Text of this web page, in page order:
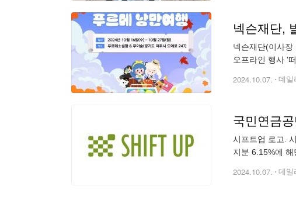
넥슨재단,
넥슨재단(이사
오프라인 행사 '
2024.10.07. 데일
국민연금
시프트업 로고.
지분 6.15%에
2024.10.07. 데일